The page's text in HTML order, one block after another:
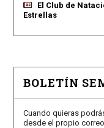
El Club de
Estrellas
BOLETÍN
Cuando quieras
desde el propio